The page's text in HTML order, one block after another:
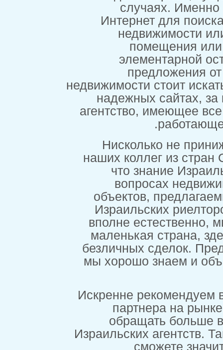
Интернет
недвижимости
надежных
агентство,
наших
что
объектов,
вполне
маленькая
безличных
мы хорошо
Искренне
Израильских